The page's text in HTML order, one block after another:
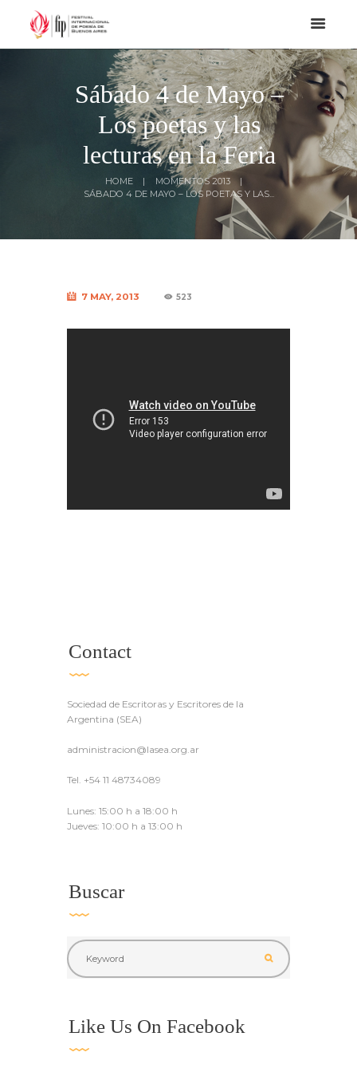
Sábado 4 de Mayo –
Los poetas y las
lecturas en la Feria
HOME
MOMENTOS 2013
SÁBADO 4 DE MAYO – LOS POETAS Y LAS...
7 MAY, 2013 523
Contact
Sociedad de Escritoras y Escritores de la
Argentina (SEA)
administracion@lasea.org.ar
Tel. +54 11 48734089
Lunes: 15:00 h a 18:00 h
Jueves: 10:00 h a 13:00 h
Buscar
Like Us On Facebook